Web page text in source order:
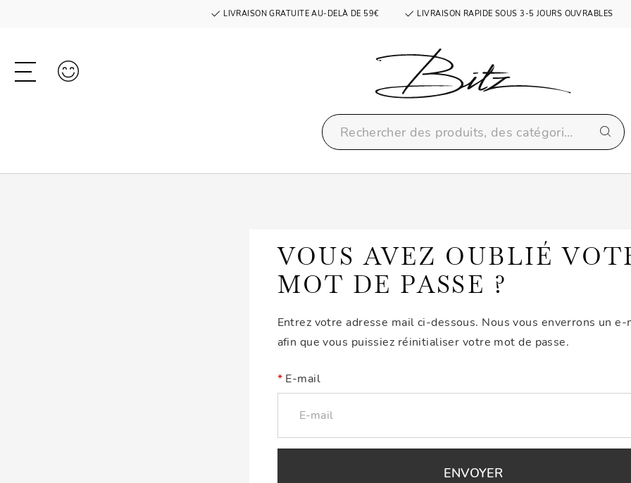
LIVRAISON GRATUITE AU-DELÀ DE 59€ LIVRAISON RAPIDE SOUS 3-5 JOURS OUVRABLES
VOUS AVEZ OUBLIÉ
MOT DE PASSE ?
Entrez votre adresse mail ci-dessous. Nous vous enverrons un e-
afin que vous puissiez réinitialiser votre mot de passe.
E-mail
ENVOYER